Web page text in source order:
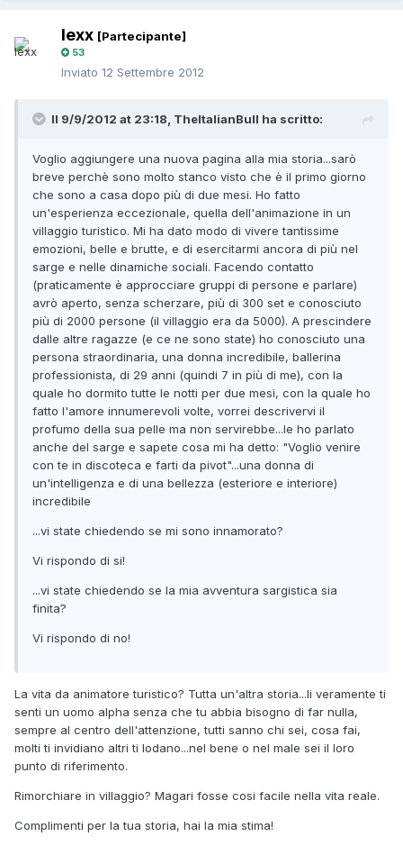
lexx [Partecipante]
53
Inviato 12 Settembre 2012
Il 9/9/2012 at 23:18, TheItalianBull ha scritto:
Voglio aggiungere una nuova pagina alla mia storia...sarò
breve perchè sono molto stanco visto che è il primo giorno
che sono a casa dopo più di due mesi. Ho fatto
un'esperienza eccezionale, quella dell'animazione in un
villaggio turistico. Mi ha dato modo di vivere tantissime
emozioni, belle e brutte, e di esercitarmi ancora di più nel
sarge e nelle dinamiche sociali. Facendo contatto
(praticamente è approcciare gruppi di persone e parlare)
avrò aperto, senza scherzare, più di 300 set e conosciuto
più di 2000 persone (il villaggio era da 5000). A prescindere
dalle altre ragazze (e ce ne sono state) ho conosciuto una
persona straordinaria, una donna incredibile, ballerina
professionista, di 29 anni (quindi 7 in più di me), con la
quale ho dormito tutte le notti per due mesi, con la quale ho
fatto l'amore innumerevoli volte, vorrei descrivervi il
profumo della sua pelle ma non servirebbe...le ho parlato
anche del sarge e sapete cosa mi ha detto: "Voglio venire
con te in discoteca e farti da pivot"...una donna di
un'intelligenza e di una bellezza (esteriore e interiore)
incredibile
...vi state chiedendo se mi sono innamorato?
Vi rispondo di si!
...vi state chiedendo se la mia avventura sargistica sia
finita?
Vi rispondo di no!
La vita da animatore turistico? Tutta un'altra storia...li veramente ti
senti un uomo alpha senza che tu abbia bisogno di far nulla,
sempre al centro dell'attenzione, tutti sanno chi sei, cosa fai,
molti ti invidiano altri ti lodano...nel bene o nel male sei il loro
punto di riferimento.
Rimorchiare in villaggio? Magari fosse cosi facile nella vita reale.
Complimenti per la tua storia, hai la mia stima!